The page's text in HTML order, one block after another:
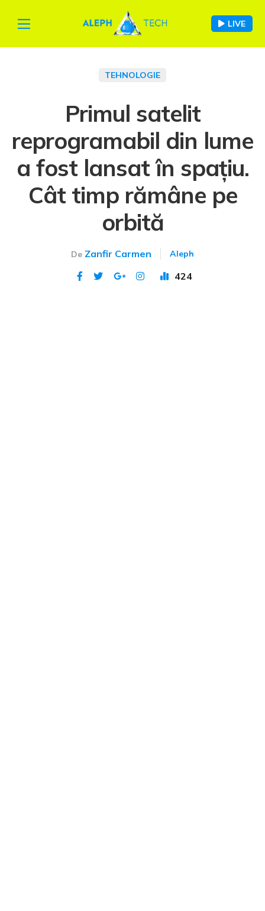
LIVE
TEHNOLOGIE
Primul satelit
reprogramabil din lume
a fost lansat în spațiu.
Cât timp rămâne pe
orbită
De Zanfir Carmen Aleph
424